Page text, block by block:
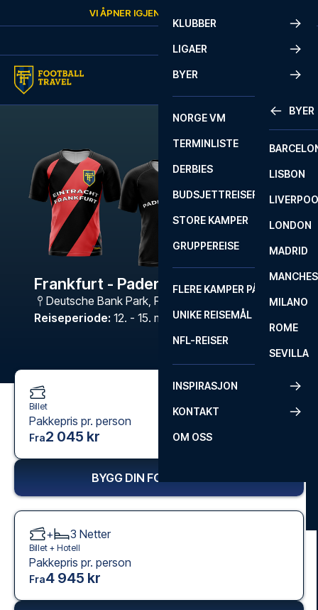
VI ÅPNER IGJEN
KLUBBER
LIGAER
BYER
BYER
LISBON
LONDON
MADRID
MILANO
ROME
SEVILLA
NORGE VM
TERMINLISTE
DERBIES
BUDSJETTREISER
STORE KAMPER
GRUPPEREISE
FLERE KAMPER PÅ ÉN REISE
UNIKE REISEMÅL
NFL-REISER
INSPIRASJON
KONTAKT
OM OSS
Frankfurt - Paderborn
Deutsche Bank Park, Frankfurt
Reiseperiode: 12. - 15. mars 2027
Billet
Pakkepris pr. person
Fra2 045 kr
BYGG DIN FOTBALLREISE
+ 3 Netter
Billet + Hotell
Pakkepris pr. person
Fra4 945 kr